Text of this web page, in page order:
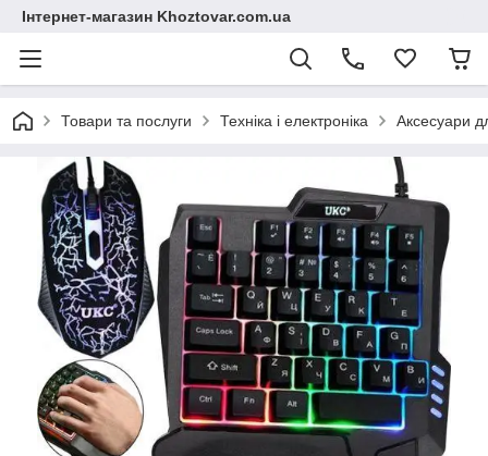
Інтернет-магазин Khoztovar.com.ua
Товари та послуги Техніка і електроніка Аксесуари